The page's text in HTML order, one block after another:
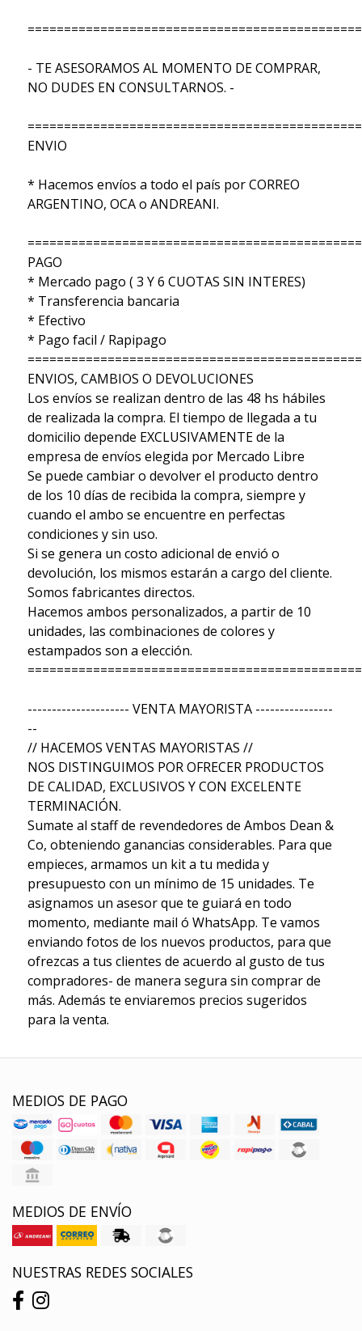
- TE ASESORAMOS AL MOMENTO DE COMPRAR,
NO DUDES EN CONSULTARNOS. -
ENVIO
* Hacemos envíos a todo el país por CORREO
ARGENTINO, OCA o ANDREANI.
PAGO
* Mercado pago ( 3 Y 6 CUOTAS SIN INTERES)
* Transferencia bancaria
* Efectivo
* Pago facil / Rapipago
ENVIOS, CAMBIOS O DEVOLUCIONES
Los envíos se realizan dentro de las 48 hs hábiles
de realizada la compra. El tiempo de llegada a tu
domicilio depende EXCLUSIVAMENTE de la
empresa de envíos elegida por Mercado Libre
Se puede cambiar o devolver el producto dentro
de los 10 días de recibida la compra, siempre y
cuando el ambo se encuentre en perfectas
condiciones y sin uso.
Si se genera un costo adicional de envió o
devolución, los mismos estarán a cargo del cliente.
Somos fabricantes directos.
Hacemos ambos personalizados, a partir de 10
unidades, las combinaciones de colores y
estampados son a elección.
--------------------- VENTA MAYORISTA ----------------
--
// HACEMOS VENTAS MAYORISTAS //
NOS DISTINGUIMOS POR OFRECER PRODUCTOS
DE CALIDAD, EXCLUSIVOS Y CON EXCELENTE
TERMINACIÓN.
Sumate al staff de revendedores de Ambos Dean &
Co, obteniendo ganancias considerables. Para que
empieces, armamos un kit a tu medida y
presupuesto con un mínimo de 15 unidades. Te
asignamos un asesor que te guiará en todo
momento, mediante mail ó WhatsApp. Te vamos
enviando fotos de los nuevos productos, para que
ofrezcas a tus clientes de acuerdo al gusto de tus
compradores- de manera segura sin comprar de
más. Además te enviaremos precios sugeridos
para la venta.
MEDIOS DE PAGO
MEDIOS DE ENVÍO
NUESTRAS REDES SOCIALES